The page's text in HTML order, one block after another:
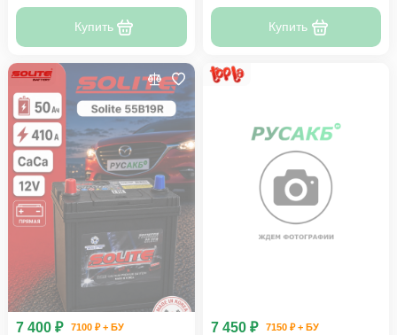
Купить Купить
7 400 ₽
7100 ₽ + БУ
7 450 ₽
7150 ₽ + БУ